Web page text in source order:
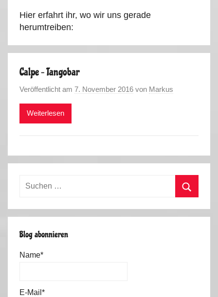
Hier erfahrt ihr, wo wir uns gerade
herumtreiben:
Calpe – Tangobar
Veröffentlicht am 7. November 2016 von Markus
Weiterlesen
Suchen
Blog abonnieren
Name*
E-Mail*